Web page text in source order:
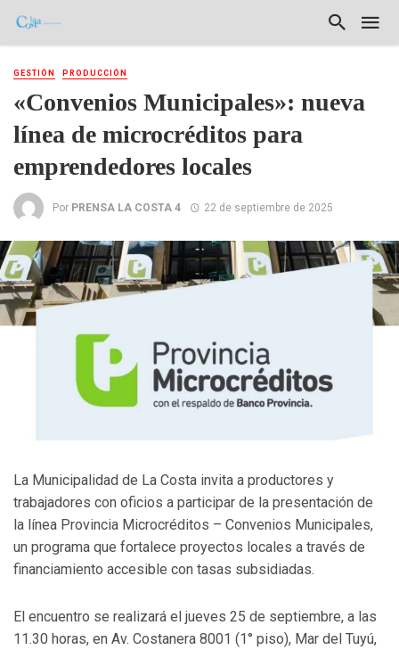
GESTIÓN PRODUCCIÓN
«Convenios Municipales»: nueva
línea de microcréditos para
emprendedores locales
Por PRENSA LA COSTA 4 22 de septiembre de 2025
La Municipalidad de La Costa invita a productores y
trabajadores con oficios a participar de la presentación de
la línea Provincia Microcréditos – Convenios Municipales,
un programa que fortalece proyectos locales a través de
financiamiento accesible con tasas subsidiadas.
El encuentro se realizará el jueves 25 de septiembre, a las
11.30 horas, en Av. Costanera 8001 (1° piso), Mar del Tuyú,